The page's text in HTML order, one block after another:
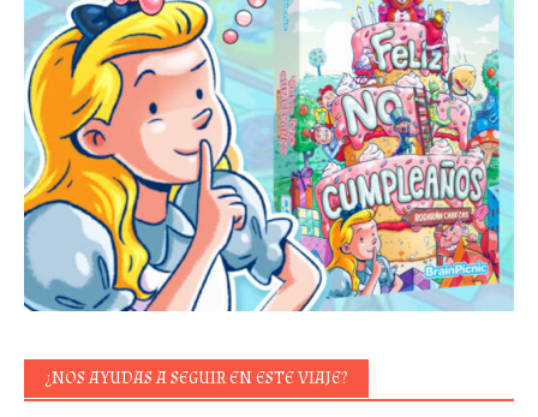
¿NOS AYUDAS A SEGUIR EN ESTE VIAJE?